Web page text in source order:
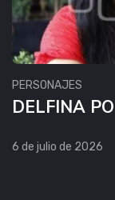
PERSONAJES
DELFINA
6 de julio de 2026